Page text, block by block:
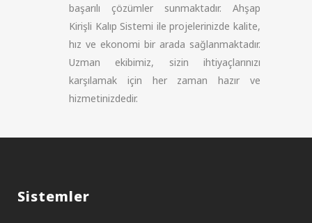
başarılı çözümler sunmaktadır. Ahşap
Kirişli Kalıp Sistemi ile projelerinizde kalite,
hız ve ekonomi bir arada sağlanmaktadır.
Uzman ekibimiz, sizin ihtiyaçlarınızı
karşılamak için her zaman hazır ve
hizmetinizdedir.
Sistemler